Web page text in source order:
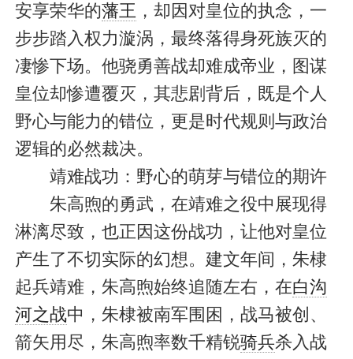
安享荣华的藩王 ，却因对皇位的执念，一
步步踏入权力漩涡，最终落得身死族灭的
凄惨下场。他骁勇善战却难成帝业，图谋
皇位却惨遭覆灭，其悲剧背后，既是个人
野心与能力的错位，更是时代规则与政治
逻辑的必然裁决。
靖难战功：野心的萌芽与错位的期许
朱高煦的勇武，在靖难之役中展现得
淋漓尽致，也正因这份战功，让他对皇位
产生了不切实际的幻想。建文年间，朱棣
起兵靖难，朱高煦始终追随左右，在白沟
河之战中，朱棣被南军围困，战马被创、
箭矢用尽，朱高煦率数千精锐骑兵杀入战